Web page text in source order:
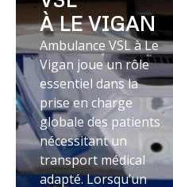
À LE VIGAN
Ambulance VSL à Le
Vigan joue un rôle
essentiel dans la
prise en charge
globale des patients
nécessitant un
transport médical
adapté. Lorsqu’un